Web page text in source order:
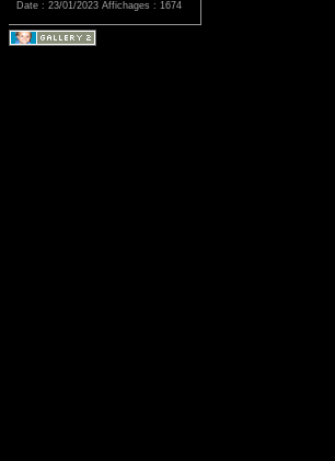
Date : 23/01/2023 Affichages : 1674